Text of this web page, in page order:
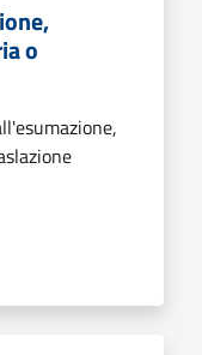
o